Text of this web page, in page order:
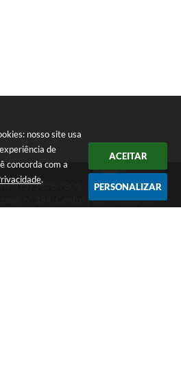
nosso site usa
de
concorda com a
.
ACEITAR
PERSONALIZAR
(19) 3826-7800
nº 394, Centro | CEP: 13280-091